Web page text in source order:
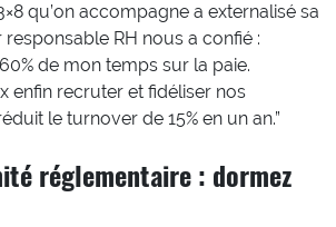
qu’on accompagne a externalisé sa
responsable RH nous a confié :
de mon temps sur la paie.
enfin recruter et fidéliser nos
le turnover de 15% en un an.”
réglementaire : dormez